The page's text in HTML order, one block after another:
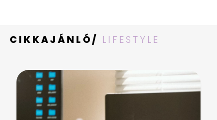
CIKKAJÁNLÓ/ LIFESTYLE